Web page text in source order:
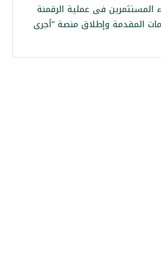
المستثمرين فى عملية الرقمنة
المقدمة وإطلاق منصة “أجرى